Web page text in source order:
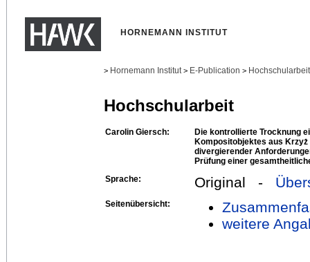
HORNEMANN INSTITUT
> Hornemann Institut > E-Publication >
Hochschularbeit
Carolin Giersch:
Die kontrollierte Trocknung
Kompositobjektes aus
divergierender
Prüfung einer
Sprache:
Original -
Seitenübersicht:
weitere